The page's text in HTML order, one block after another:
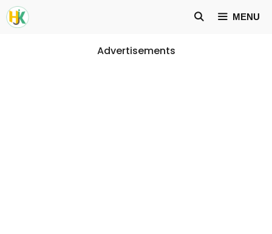
Skip
to
MENU
Advertisements